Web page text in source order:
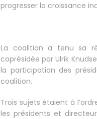
progresser la croissance
La coalition a tenu sa
coprésidée par Ulrik
la participation des
coalition.
Trois sujets étaient à
les présidents et